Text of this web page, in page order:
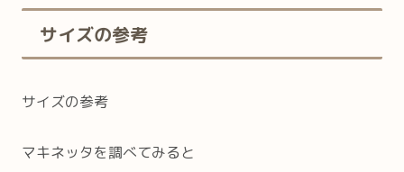
サイズの参考
サイズの参考
マキネッタを調べてみると